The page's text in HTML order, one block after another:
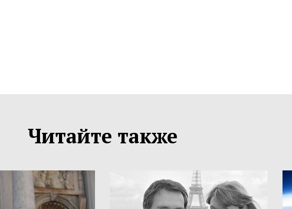
Читайте также